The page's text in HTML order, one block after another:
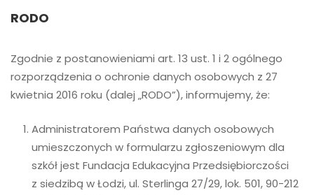
RODO
Zgodnie z postanowieniami art. 13 ust. 1 i 2 ogólnego
rozporządzenia o ochronie danych osobowych z 27
kwietnia 2016 roku (dalej „RODO”), informujemy, że:
Administratorem Państwa danych osobowych
umieszczonych w formularzu zgłoszeniowym dla
szkół jest Fundacja Edukacyjna Przedsiębiorczości
z siedzibą w Łodzi, ul. Sterlinga 27/29, lok. 501, 90-212